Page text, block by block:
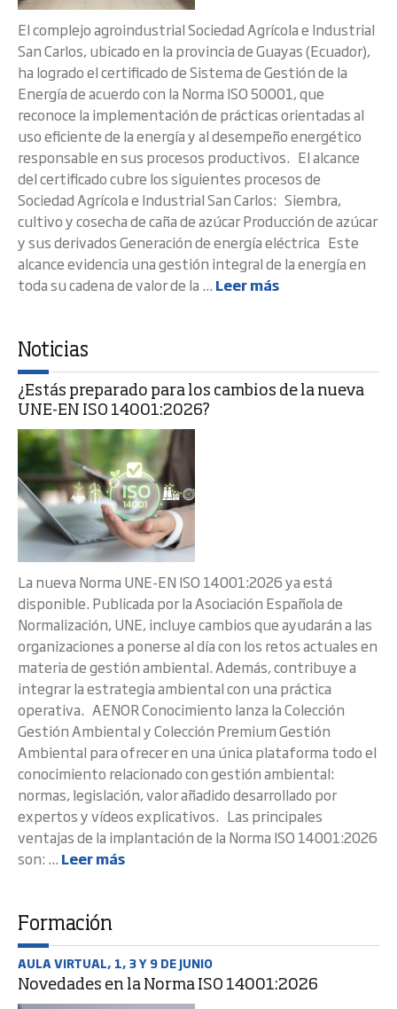
El complejo agroindustrial Sociedad Agrícola e Industrial
San Carlos, ubicado en la provincia de Guayas (Ecuador),
ha logrado el certificado de Sistema de Gestión de la
Energía de acuerdo con la Norma ISO 50001, que
reconoce la implementación de prácticas orientadas al
uso eficiente de la energía y al desempeño energético
responsable en sus procesos productivos. El alcance
del certificado cubre los siguientes procesos de
Sociedad Agrícola e Industrial San Carlos: Siembra,
cultivo y cosecha de caña de azúcar Producción de azúcar
y sus derivados Generación de energía eléctrica Este
alcance evidencia una gestión integral de la energía en
toda su cadena de valor de la ... Leer más
Noticias
¿Estás preparado para los cambios de la nueva
UNE-EN ISO 14001:2026?
La nueva Norma UNE-EN ISO 14001:2026 ya está
disponible. Publicada por la Asociación Española de
Normalización, UNE, incluye cambios que ayudarán a las
organizaciones a ponerse al día con los retos actuales en
materia de gestión ambiental. Además, contribuye a
integrar la estrategia ambiental con una práctica
operativa. AENOR Conocimiento lanza la Colección
Gestión Ambiental y Colección Premium Gestión
Ambiental para ofrecer en una única plataforma todo el
conocimiento relacionado con gestión ambiental:
normas, legislación, valor añadido desarrollado por
expertos y vídeos explicativos. Las principales
ventajas de la implantación de la Norma ISO 14001:2026
son: ... Leer más
Formación
AULA VIRTUAL, 1, 3 Y 9 DE JUNIO
Novedades en la Norma ISO 14001:2026